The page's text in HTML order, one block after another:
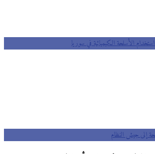
الأسلحة الكيميائية في سوريا
إلى جيش النظام